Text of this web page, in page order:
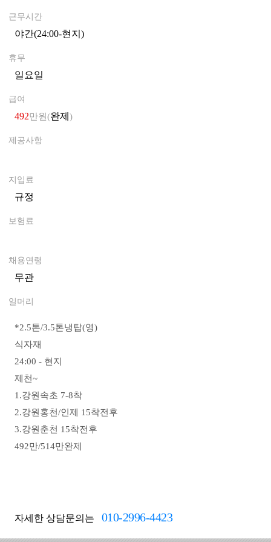
근무시간
야간(24:00-현지)0
휴무
일요일
급여
492만원(완제 )
제공사항
지입료
규정
보험료
채용연령
무관
일머리
*2.5톤/3.5톤냉탑(영)
식자재
24:00 - 현지
제천~
1.강원속초 7-8착
2.강원홍천/인제 15착전후
3.강원춘천 15착전후
492만/514만완제
자세한 상담문의는 010-2996-4423